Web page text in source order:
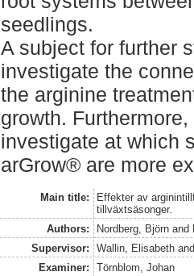
seedlings.
A subject for further
investigate the
the arginine
growth.
investigate at which
arGrow® are more
Main title:
Effekter av
tillväxtsäsonger.
Authors:
Nordberg, Björn and
Supervisor:
Wallin, Elisabeth
Examiner:
Törnblom, Johan